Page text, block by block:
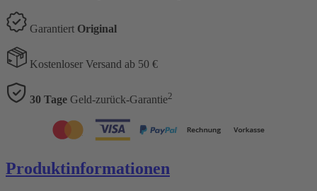
Garantiert Original
Kostenloser Versand ab 50 €
30 Tage Geld-zurück-Garantie2
Produktinformationen